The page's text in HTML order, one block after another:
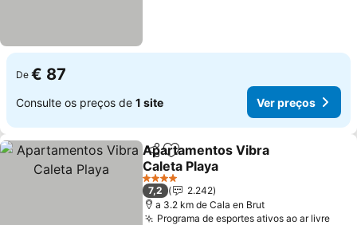
De € 87
Consulte os preços de 1 site Ver preços
PartilharAdicionar aos favoritos
Apartamentos Vibra
Caleta Playa
4 Estrelas
7,2
2.242
a 3.2 km de Cala en Brut
Programa de esportes ativos ao ar livre